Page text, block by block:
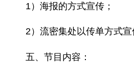
1）海报的方式宣传；
2）流密集处以传单方式宣
五、节目内容：